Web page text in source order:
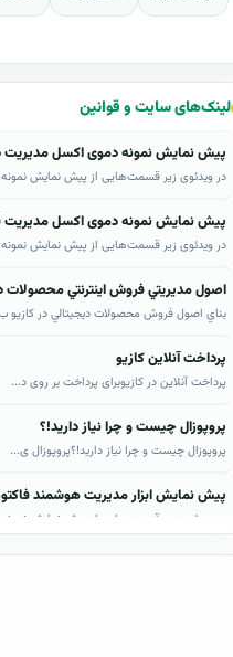
لینک‌های سایت و قوانین
پیش نمایش نمونه دموی اکسل مدیریت
در ویدئوی زیر قسمت‌هایی از پیش نمایش
پیش نمایش نمونه دموی اکسل مدیریت
در ویدئوی زیر قسمت‌هایی از پیش نمایش
اصول مديريتي فروش اينترنتي محصولات
بناي اصول فروش محصولات ديجيتالي در کازيو
پرداخت آنلاین کازیو
پرداخت آنلاین در کازیوبرای پرداخت بر روی د...
پروپوزال چیست و چرا نیاز دارید!؟
پروپوزال چیست و چرا نیاز دارید!؟پروپوزال ی...
پیش نمایش ابزار مدیریت هوشمند
در ویدئوی زیر قسمت‌هایی از پیش نمایش نمونه...